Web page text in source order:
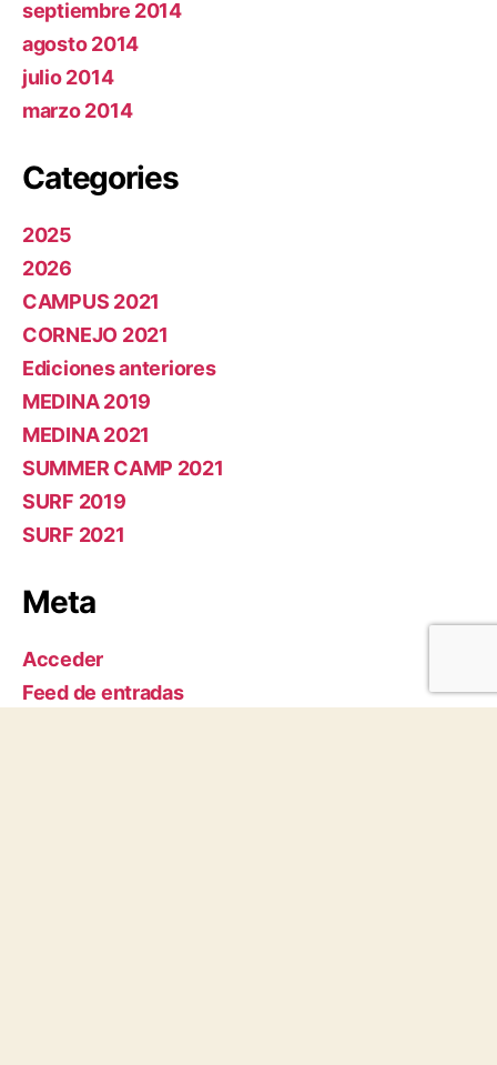
septiembre 2014
agosto 2014
julio 2014
marzo 2014
Categories
2025
2026
CAMPUS 2021
CORNEJO 2021
Ediciones anteriores
MEDINA 2019
MEDINA 2021
SUMMER CAMP 2021
SURF 2019
SURF 2021
Meta
Acceder
Feed de entradas